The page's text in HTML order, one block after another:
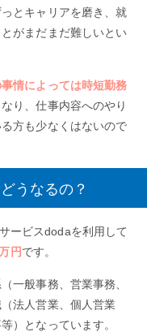
とキャリアを磨き、就
がまだまだ難しいとい
情によっては時短勤務
り、仕事内容へのやり
方も少なくはないので
うなるの？
ービスdodaを利用して
円です。
一般事務、営業事務、
法人営業、個人営業
）となっています。